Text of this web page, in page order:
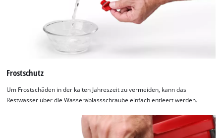
Frostschutz
Um Frostschäden in der kalten Jahreszeit zu vermeiden, kann das
Restwasser über die Wasserablassschraube einfach entleert werden.